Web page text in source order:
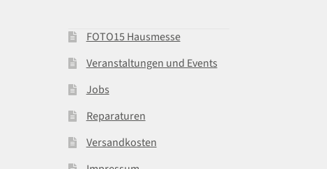
FOTO15 Hausmesse
Veranstaltungen und Events
Jobs
Reparaturen
Versandkosten